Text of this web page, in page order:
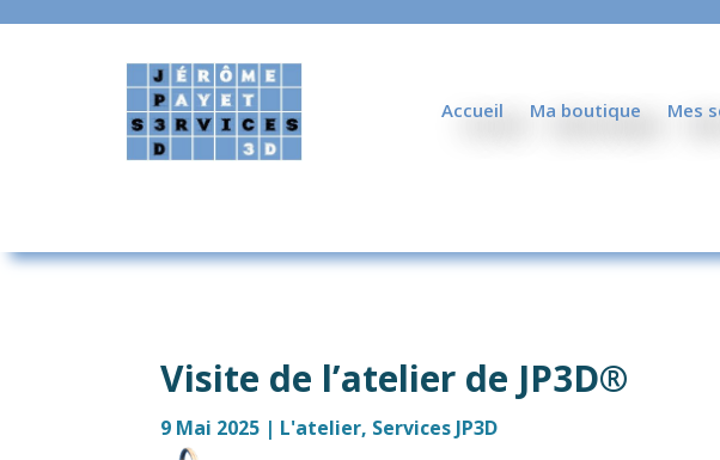
Accueil Ma boutique Mes
Visite de l’atelier de JP3D®
9 Mai 2025 | L'atelier, Services JP3D